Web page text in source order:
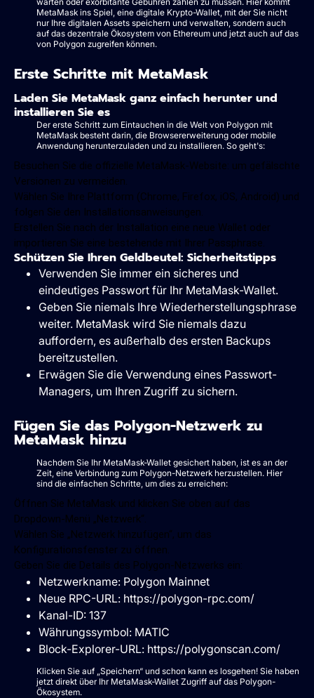
MetaMask ins Spiel, eine digitale Krypto-Wallet, mit der Sie nicht
nur Ihre digitalen Assets speichern und verwalten, sondern auch
auf das dezentrale Ökosystem von Ethereum und jetzt auch auf das
von Polygon zugreifen können.
Erste Schritte mit MetaMask
Laden Sie MetaMask ganz einfach herunter und
installieren Sie es
Der erste Schritt zum Eintauchen in die Welt von Polygon mit
MetaMask besteht darin, die Browsererweiterung oder mobile
Anwendung herunterzuladen und zu installieren. So geht's:
Besuchen Sie die offizielle MetaMask-Website: um gefälschte
Versionen zu vermeiden.
Wählen Sie Ihre Plattform (Chrome, Firefox, iOS, Android) und
folgen Sie den Installationsanweisungen.
Erstellen Sie nach der Installation eine neue Wallet oder
importieren Sie eine bestehende mit Ihrer Passphrase.
Schützen Sie Ihren Geldbeutel: Sicherheitstipps
Verwenden Sie immer ein sicheres und
eindeutiges Passwort für Ihr MetaMask-Wallet.
Geben Sie niemals Ihre Wiederherstellungsphrase
weiter. MetaMask wird Sie niemals dazu
auffordern, es außerhalb des ersten Backups
bereitzustellen.
Erwägen Sie die Verwendung eines Passwort-
Managers, um Ihren Zugriff zu sichern.
Fügen Sie das Polygon-Netzwerk zu
MetaMask hinzu
Nachdem Sie Ihr MetaMask-Wallet gesichert haben, ist es an der
Zeit, eine Verbindung zum Polygon-Netzwerk herzustellen. Hier
sind die einfachen Schritte, um dies zu erreichen:
Öffnen Sie MetaMask und klicken Sie oben auf das
Dropdown-Menü „Netzwerk“.
Wählen Sie „Netzwerk hinzufügen“, um das
Konfigurationsfenster zu öffnen.
Geben Sie die Details des Polygon-Netzwerks ein:
Netzwerkname: Polygon Mainnet
Neue RPC-URL: https://polygon-rpc.com/
Kanal-ID: 137
Währungssymbol: MATIC
Block-Explorer-URL: https://polygonscan.com/
Klicken Sie auf „Speichern“ und schon kann es losgehen! Sie haben
jetzt direkt über Ihr MetaMask-Wallet Zugriff auf das Polygon-
Ökosystem.